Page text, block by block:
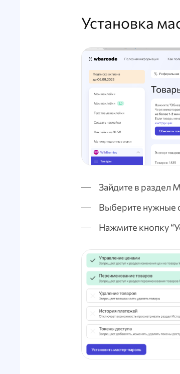
Установка
Зайдите в раздел
Выберите нужные
Нажмите кнопку